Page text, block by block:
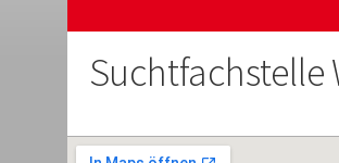
Suchtfachstelle